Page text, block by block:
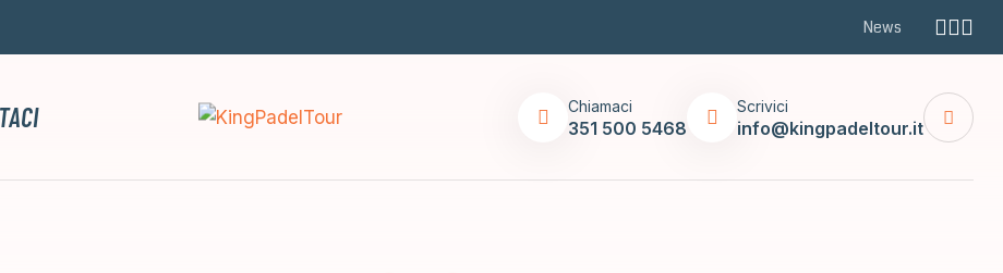
News
Chiamaci
351 500 5468
Scrivici
info@kingpadeltour.it